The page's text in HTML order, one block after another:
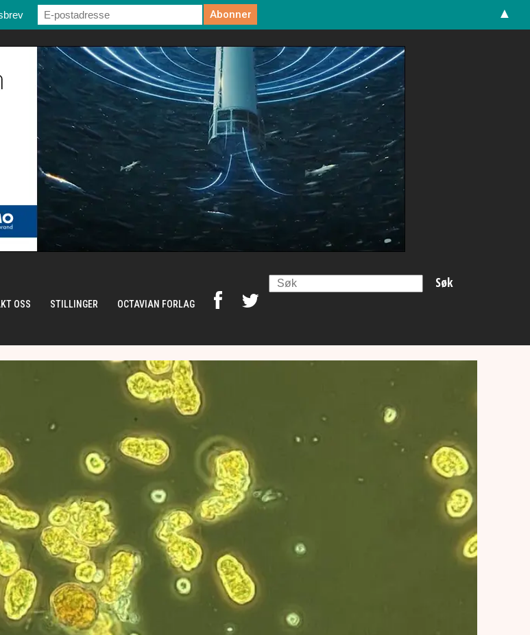
OSS STILLINGER OCTAVIAN FORLAG
Search
▲